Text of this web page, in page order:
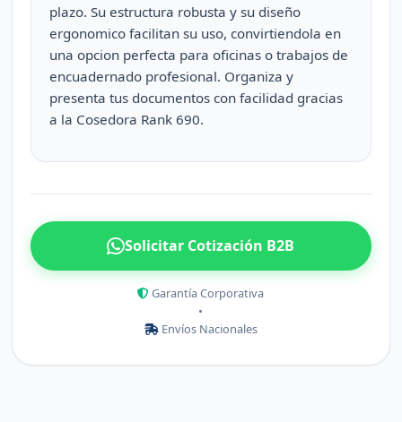
plazo. Su estructura robusta y su diseño
ergonomico facilitan su uso, convirtiendola en
una opcion perfecta para oficinas o trabajos de
encuadernado profesional. Organiza y
presenta tus documentos con facilidad gracias
a la Cosedora Rank 690.
Solicitar Cotización B2B
Garantía Corporativa
•
Envíos Nacionales